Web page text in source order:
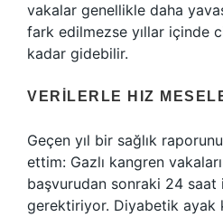
vakalar genellikle daha
fark edilmezse yıllar içinde
kadar gidebilir.
VERILERLE HIZ
Geçen yıl bir sağlık
ettim: Gazlı kangren
başvurudan sonraki 24 saat
gerektiriyor. Diyabetik ayak